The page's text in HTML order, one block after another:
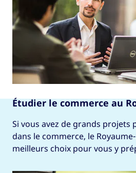
Étudier le commerce au
Si vous avez de grands projets
dans le commerce, le
meilleurs choix pour vous y